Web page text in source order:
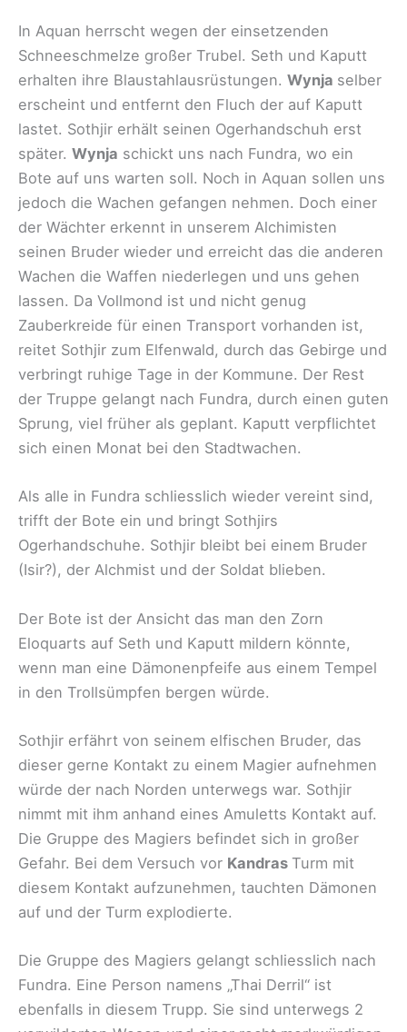
In Aquan herrscht wegen der einsetzenden
Schneeschmelze großer Trubel. Seth und Kaputt
erhalten ihre Blaustahlausrüstungen. Wynja selber
erscheint und entfernt den Fluch der auf Kaputt
lastet. Sothjir erhält seinen Ogerhandschuh erst
später. Wynja schickt uns nach Fundra, wo ein
Bote auf uns warten soll. Noch in Aquan sollen uns
jedoch die Wachen gefangen nehmen. Doch einer
der Wächter erkennt in unserem Alchimisten
seinen Bruder wieder und erreicht das die anderen
Wachen die Waffen niederlegen und uns gehen
lassen. Da Vollmond ist und nicht genug
Zauberkreide für einen Transport vorhanden ist,
reitet Sothjir zum Elfenwald, durch das Gebirge und
verbringt ruhige Tage in der Kommune. Der Rest
der Truppe gelangt nach Fundra, durch einen guten
Sprung, viel früher als geplant. Kaputt verpflichtet
sich einen Monat bei den Stadtwachen.
Als alle in Fundra schliesslich wieder vereint sind,
trifft der Bote ein und bringt Sothjirs
Ogerhandschuhe. Sothjir bleibt bei einem Bruder
(Isir?), der Alchmist und der Soldat blieben.
Der Bote ist der Ansicht das man den Zorn
Eloquarts auf Seth und Kaputt mildern könnte,
wenn man eine Dämonenpfeife aus einem Tempel
in den Trollsümpfen bergen würde.
Sothjir erfährt von seinem elfischen Bruder, das
dieser gerne Kontakt zu einem Magier aufnehmen
würde der nach Norden unterwegs war. Sothjir
nimmt mit ihm anhand eines Amuletts Kontakt auf.
Die Gruppe des Magiers befindet sich in großer
Gefahr. Bei dem Versuch vor Kandras Turm mit
diesem Kontakt aufzunehmen, tauchten Dämonen
auf und der Turm explodierte.
Die Gruppe des Magiers gelangt schliesslich nach
Fundra. Eine Person namens „Thai Derril“ ist
ebenfalls in diesem Trupp. Sie sind unterwegs 2